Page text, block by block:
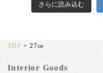
さらに読み込む
TOP >27㎝
Interior Goods